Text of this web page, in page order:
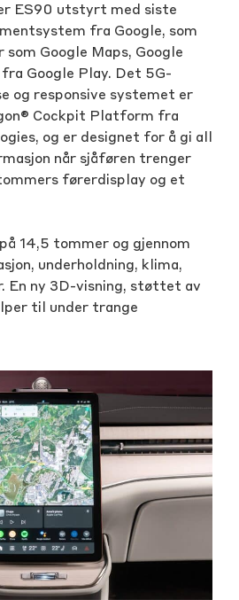
ES90 utstyrt med siste
fra Google, som
Google Maps, Google
Google Play. Det 5G-
og responsive systemet er
Cockpit Platform fra
og er designet for å gi all
når sjåføren trenger
førerdisplay og et
14,5 tommer og gjennom
underholdning, klima,
En ny 3D-visning, støttet av
til under trange